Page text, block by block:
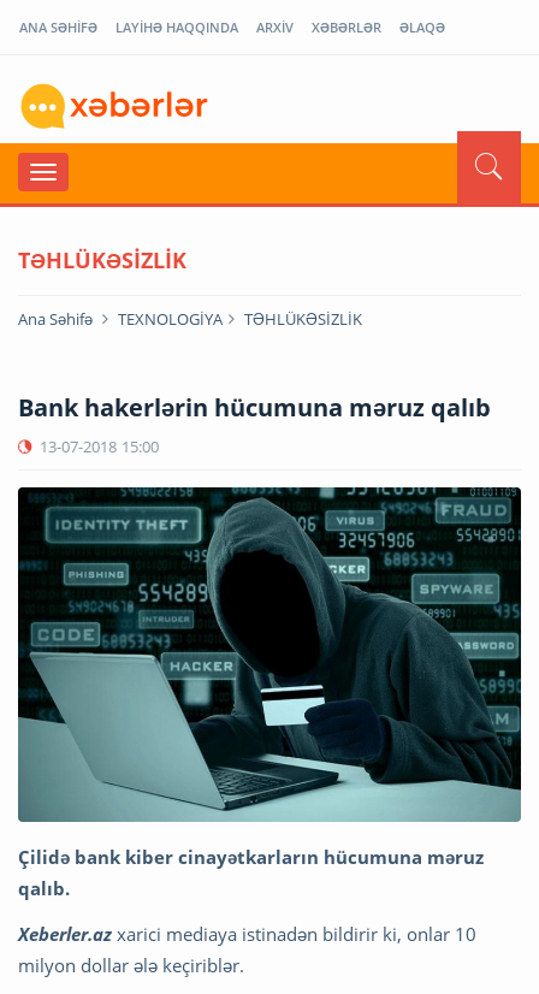
ANA SƏHİFƏ LAYİHƏ HAQQINDA ARXİV XƏBƏRLƏR ƏLAQƏ
TƏHLÜKƏSİZLİK
Ana Səhifə TEXNOLOGİYA TƏHLÜKƏSİZLİK
Bank hakerlərin hücumuna məruz qalıb
13-07-2018 15:00
Çilidə bank kiber cinayətkarların hücumuna məruz
qalıb.
Xeberler.az xarici mediaya istinadən bildirir ki, onlar 10
milyon dollar ələ keçiriblər.